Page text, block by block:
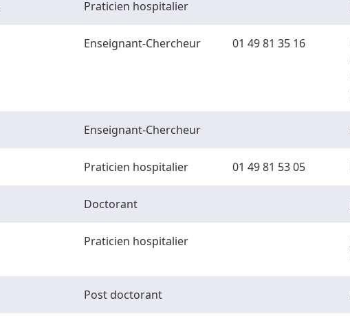
Praticien hospitalier
Enseignant-Chercheur 01 49 81 35 16
Enseignant-Chercheur
Praticien hospitalier 01 49 81 53 05
Doctorant
Praticien hospitalier
Post doctorant